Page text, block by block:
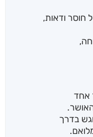
חוסר ודאות,
אחד
בדרך